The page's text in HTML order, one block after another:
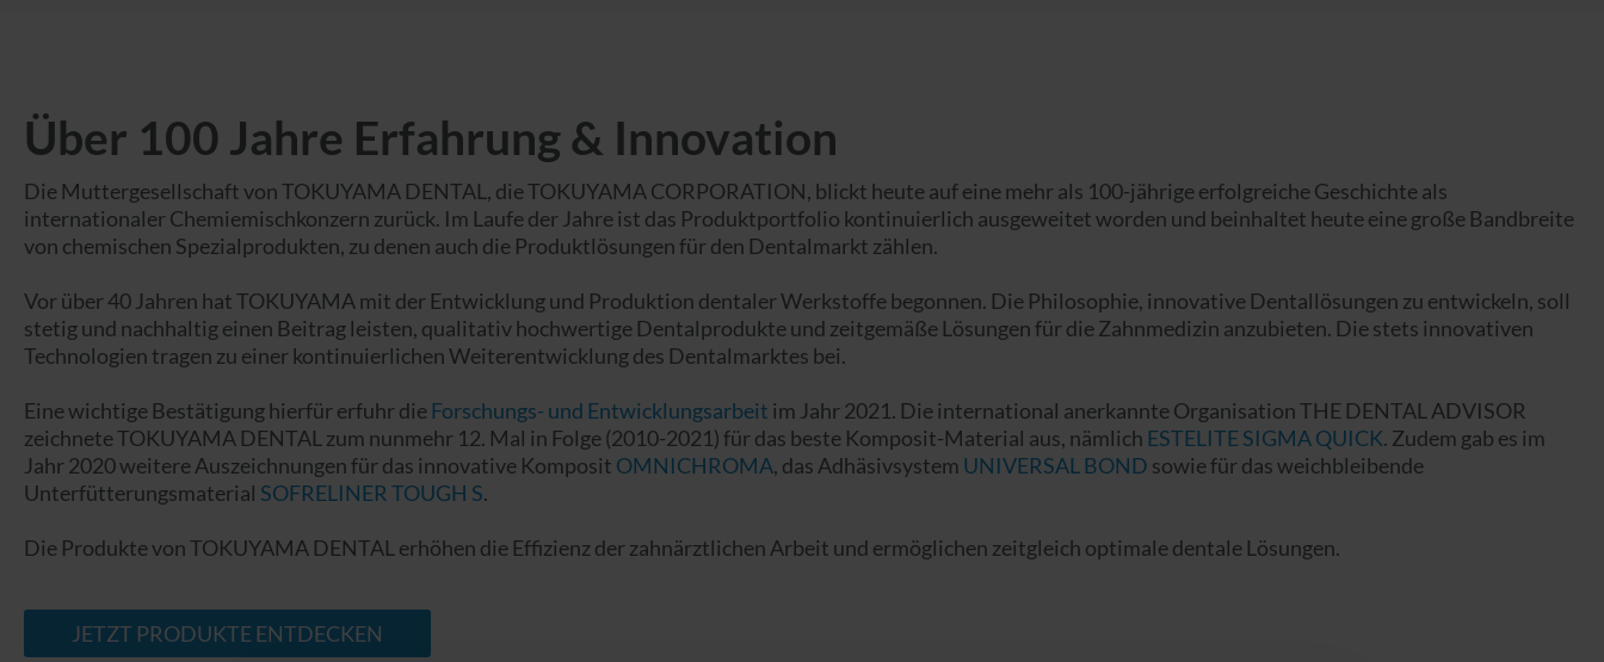
Über 100 Jahre Erfahrung & Innovation
Die Muttergesellschaft von TOKUYAMA DENTAL, die TOKUYAMA CORPORATION, blickt heute auf eine mehr als 100-jährige erfolgreiche Geschichte als
internationaler Chemiemischkonzern zurück. Im Laufe der Jahre ist das Produktportfolio kontinuierlich ausgeweitet worden und beinhaltet heute eine große Bandbreite
von chemischen Spezialprodukten, zu denen auch die Produktlösungen für den Dentalmarkt zählen.
Vor über 40 Jahren hat TOKUYAMA mit der Entwicklung und Produktion dentaler Werkstoffe begonnen. Die Philosophie, innovative Dentallösungen zu entwickeln, soll
stetig und nachhaltig einen Beitrag leisten, qualitativ hochwertige Dentalprodukte und zeitgemäße Lösungen für die Zahnmedizin anzubieten. Die stets innovativen
Technologien tragen zu einer kontinuierlichen Weiterentwicklung des Dentalmarktes bei.
Eine wichtige Bestätigung hierfür erfuhr dieForschungs- und Entwicklungsarbeit im Jahr 2021. Die international anerkannte Organisation THE DENTAL ADVISOR
zeichnete TOKUYAMA DENTAL zum nunmehr 12. Mal in Folge (2010-2021) für das beste Komposit-Material aus, nämlich ESTELITE SIGMA QUICK. Zudem gab es im
Jahr 2020 weitere Auszeichnungen für das innovative Komposit OMNICHROMA, das Adhäsivsystem UNIVERSAL BOND sowie für das weichbleibende
Unterfütterungsmaterial SOFRELINER TOUGH S.
Die Produkte von TOKUYAMA DENTAL erhöhen die Effizienz der zahnärztlichen Arbeit und ermöglichen zeitgleich optimale dentale Lösungen.
JETZT PRODUKTE ENTDECKEN